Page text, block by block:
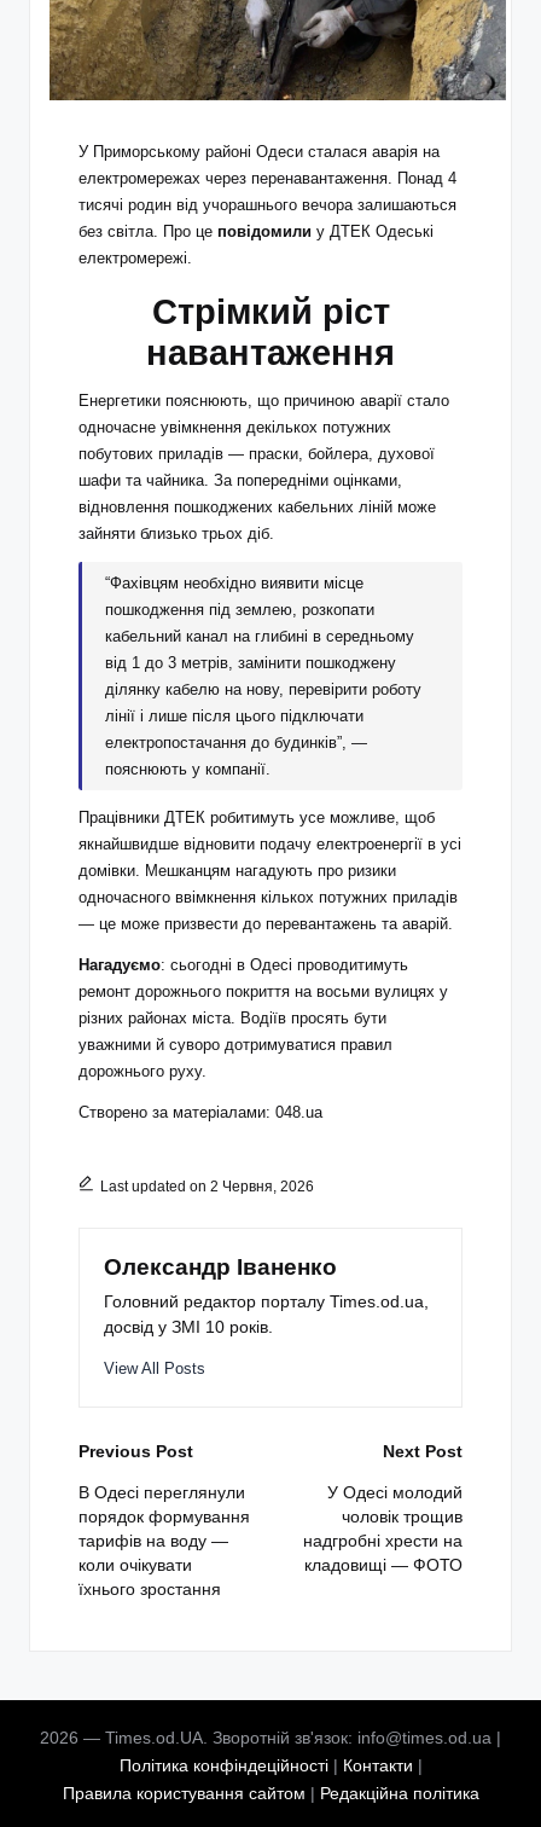
У Приморському районі Одеси сталася аварія на
електромережах через перенавантаження. Понад 4
тисячі родин від учорашнього вечора залишаються
без світла. Про це повідомили у ДТЕК Одеські
електромережі.
Стрімкий ріст
навантаження
Енергетики пояснюють, що причиною аварії стало
одночасне увімкнення декількох потужних
побутових приладів — праски, бойлера, духової
шафи та чайника. За попередніми оцінками,
відновлення пошкоджених кабельних ліній може
зайняти близько трьох діб.
“Фахівцям необхідно виявити місце
пошкодження під землею, розкопати
кабельний канал на глибині в середньому
від 1 до 3 метрів, замінити пошкоджену
ділянку кабелю на нову, перевірити роботу
лінії і лише після цього підключати
електропостачання до будинків”, —
пояснюють у компанії.
Працівники ДТЕК робитимуть усе можливе, щоб
якнайшвидше відновити подачу електроенергії в усі
домівки. Мешканцям нагадують про ризики
одночасного ввімкнення кількох потужних приладів
— це може призвести до перевантажень та аварій.
Нагадуємо: сьогодні в Одесі проводитимуть
ремонт дорожнього покриття на восьми вулицях у
різних районах міста. Водіїв просять бути
уважними й суворо дотримуватися правил
дорожнього руху.
Створено за матеріалами: 048.ua
Last updated on 2 Червня, 2026
Олександр Іваненко
Головний редактор порталу Times.od.ua,
досвід у ЗМІ 10 років.
View All Posts
Post
navigation
Previous Post
В Одесі переглянули
порядок формування
тарифів на воду —
коли очікувати
їхнього зростання
Next Post
У Одесі молодий
чоловік трощив
надгробні хрести на
кладовищі — ФОТО
2026 — Times.od.UA. Зворотній зв'язок: info@times.od.ua |
Політика конфіндеційності| Контакти
Правила користування сайтом
Редакційна політика